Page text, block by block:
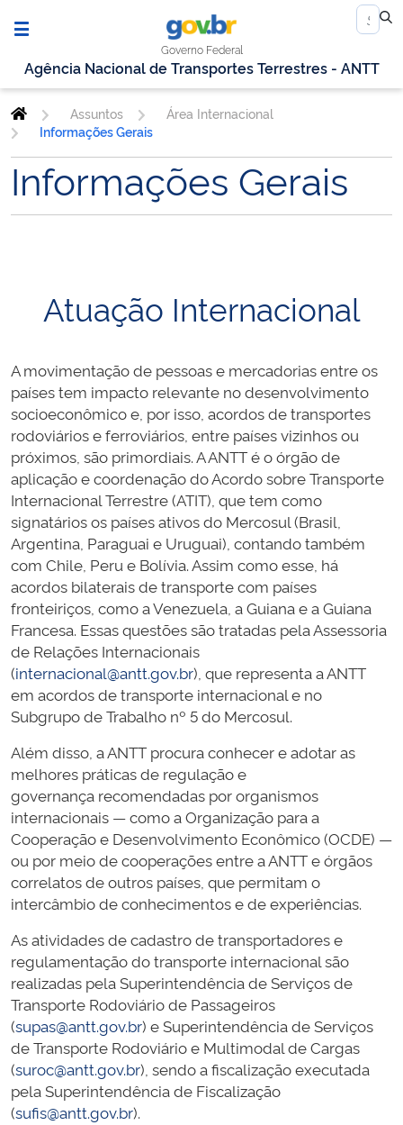
Governo Federal
Agência Nacional de Transportes Terrestres - ANTT
Assuntos
Área Internacional
Informações Gerais
Informações Gerais
Atuação Internacional
A movimentação de pessoas e mercadorias entre os
países tem impacto relevante no desenvolvimento
socioeconômico e, por isso, acordos de transportes
rodoviários e ferroviários, entre países vizinhos ou
próximos, são primordiais. A ANTT é o órgão de
aplicação e coordenação do Acordo sobre Transporte
Internacional Terrestre (ATIT), que tem como
signatários os países ativos do Mercosul (Brasil,
Argentina, Paraguai e Uruguai), contando também
com Chile, Peru e Bolívia. Assim como esse, há
acordos bilaterais de transporte com países
fronteiriços, como a Venezuela, a Guiana e a Guiana
Francesa. Essas questões são tratadas pela Assessoria
de Relações Internacionais
(internacional@antt.gov.br), que representa a ANTT
em acordos de transporte internacional e no
Subgrupo de Trabalho nº 5 do Mercosul.
Além disso, a ANTT procura conhecer e adotar as
melhores práticas de regulação e
governança recomendadas por organismos
internacionais — como a Organização para a
Cooperação e Desenvolvimento Econômico (OCDE) —
ou por meio de cooperações entre a ANTT e órgãos
correlatos de outros países, que permitam o
intercâmbio de conhecimentos e de experiências.
As atividades de cadastro de transportadores e
regulamentação do transporte internacional são
realizadas pela Superintendência de Serviços de
Transporte Rodoviário de Passageiros
(supas@antt.gov.br) e Superintendência de Serviços
de Transporte Rodoviário e Multimodal de Cargas
(suroc@antt.gov.br), sendo a fiscalização executada
pela Superintendência de Fiscalização
(sufis@antt.gov.br).